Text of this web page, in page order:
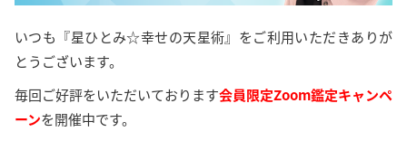
いつも『星ひとみ☆幸せの天星術』をご利用いただきありが
とうございます。
毎回ご好評をいただいております会員限定Zoom鑑定キャンペ
ーンを開催中です。